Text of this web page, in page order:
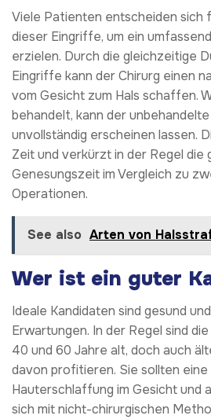
Viele Patienten entscheiden sich
dieser Eingriffe, um ein
erzielen. Durch die gleichzeitige
Eingriffe kann der Chirurg einen
vom Gesicht zum Hals schaffen.
behandelt, kann der
unvollständig erscheinen lassen.
Zeit und verkürzt in der Regel die
Genesungszeit im Vergleich zu
Operationen.
See also Arten von
Wer ist ein guter
Ideale Kandidaten sind gesund
Erwartungen. In der Regel sind
40 und 60 Jahre alt, doch auch
davon profitieren. Sie sollten
Hauterschlaffung im Gesicht und
sich mit nicht-chirurgischen